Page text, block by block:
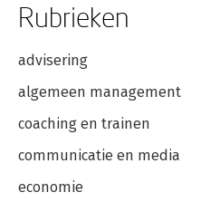
Rubrieken
advisering
algemeen management
coaching en trainen
communicatie en media
economie